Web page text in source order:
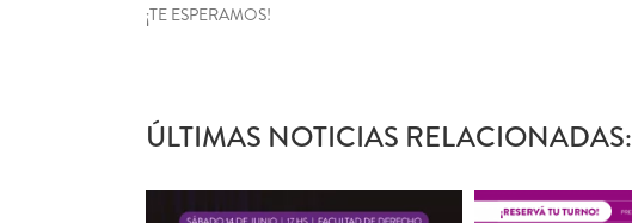
¡TE ESPERAMOS!
ÚLTIMAS NOTICIAS RELACIONADAS: